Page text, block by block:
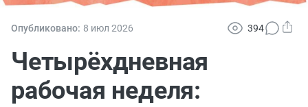
Опубликовано: 8 июл 2026 394
Четырёхдневная
рабочая неделя: